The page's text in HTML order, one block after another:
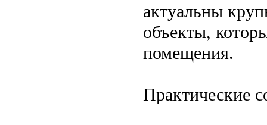
актуальны
объекты,
помещения.
Практические